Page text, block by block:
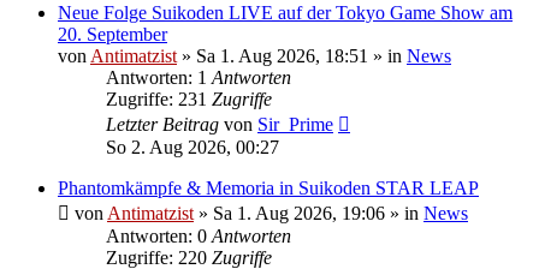
Neue Folge Suikoden LIVE auf der Tokyo Game Show am
20. September
von Antimatzist » Sa 1. Aug 2026, 18:51 » in News
Antworten: 1 Antworten
Zugriffe: 231 Zugriffe
Letzter Beitrag von Sir_Prime
So 2. Aug 2026, 00:27
Phantomkämpfe & Memoria in Suikoden STAR LEAP
von Antimatzist » Sa 1. Aug 2026, 19:06 » in News
Antworten: 0 Antworten
Zugriffe: 220 Zugriffe